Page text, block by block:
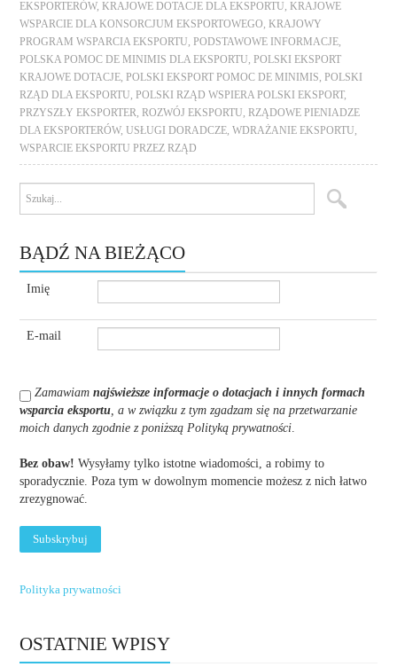
EKSPORTERÓW, KRAJOWE DOTACJE DLA EKSPORTU
KRAJOWE
WSPARCIE DLA KONSORCJUM EKSPORTOWEGO
KRAJOWY
PROGRAM WSPARCIA EKSPORTU
PODSTAWOWE INFORMACJE
POLSKA POMOC DE MINIMIS DLA EKSPORTU
POLSKI EKSPORT
KRAJOWE DOTACJE
POLSKI EKSPORT POMOC DE MINIMIS
POLSKI
RZĄD DLA EKSPORTU
POLSKI RZĄD WSPIERA POLSKI EKSPORT,
PRZYSZŁY EKSPORTER
ROZWÓJ EKSPORTU
RZĄDOWE PIENIADZE
DLA EKSPORTERÓW, USŁUGI DORADCZE WDRAŻANIE EKSPORTU
WSPARCIE EKSPORTU PRZEZ RZĄD
BĄDŹ NA BIEŻĄCO
Imię
E-mail
Zamawiamnajświeższe informacje o dotacjach i innych formach
wsparcia eksportu, a w związku z tym zgadzam się na przetwarzanie
moich danych zgodnie z poniższą Polityką prywatności.
Bez obaw! Wysyłamy tylko istotne wiadomości, a robimy to
sporadycznie. Poza tym w dowolnym momencie możesz z nich łatwo
zrezygnować.
Polityka prywatności
OSTATNIE WPISY